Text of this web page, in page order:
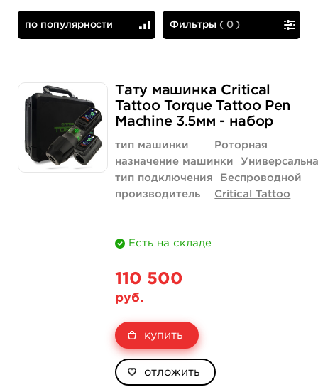
Фильтры (0 )
по популярности
Тату машинка Critical
Tattoo Torque Tattoo Pen
Machine 3.5мм - набор
тип машинки
Роторная
назначение машинки
тип подключения
Беспроводной
производитель
Critical Tattoo
Есть на складе
110 500
руб.
купить
отложить